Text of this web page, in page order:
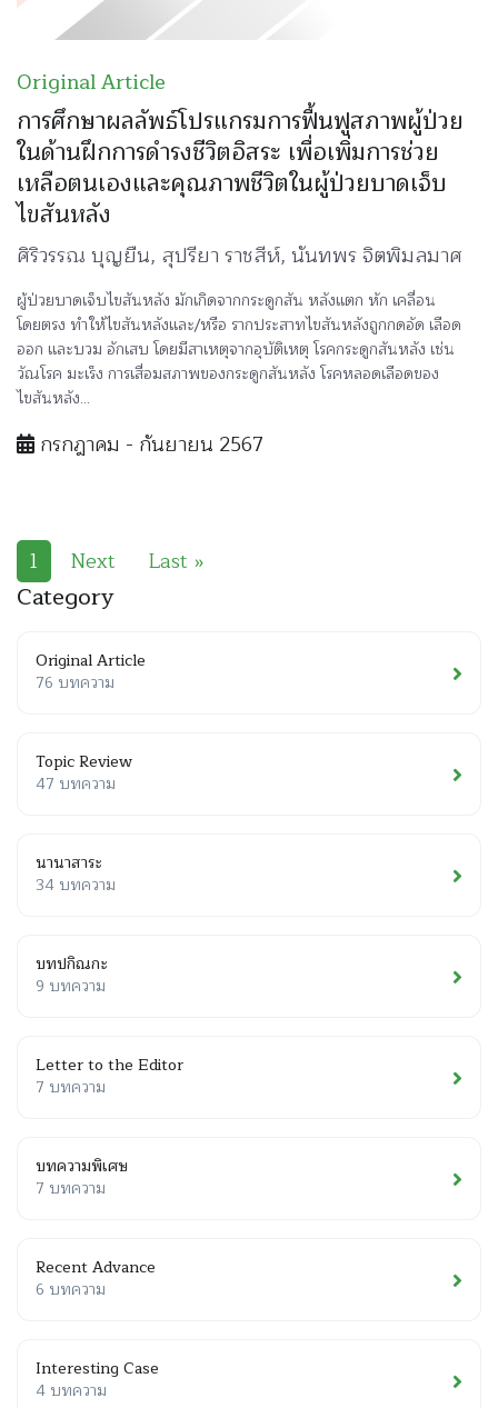
Original Article
การศึกษาผลลัพธ์โปรแกรมการฟื้นฟูสภาพผู้ป่วย
ในด้านฝึกการดำรงชีวิตอิสระ เพื่อเพิ่มการช่วย
เหลือตนเองและคุณภาพชีวิตในผู้ป่วยบาดเจ็บ
ไขสันหลัง
ศิริวรรณ บุญยืน, สุปรียา ราชสีห์, นันทพร จิตพิมลมาศ
ผู้ป่วยบาดเจ็บไขสันหลัง มักเกิดจากกระดูกสัน หลังแตก หัก เคลื่อน
โดยตรง ทำให้ไขสันหลังและ/หรือ รากประสาทไขสันหลังถูกกดอัด เลือด
ออก และบวม อักเสบ โดยมีสาเหตุจากอุบัติเหตุ โรคกระดูกสันหลัง เช่น
วัณโรค มะเร็ง การเสื่อมสภาพของกระดูกสันหลัง โรคหลอดเลือดของ
ไขสันหลัง...
กรกฎาคม - กันยายน 2567
1 Next Last »
Category
Original Article
76 บทความ
Topic Review
47 บทความ
นานาสาระ
34 บทความ
บทปกิณกะ
9 บทความ
Letter to the Editor
7 บทความ
บทความพิเศษ
7 บทความ
Recent Advance
6 บทความ
Interesting Case
4 บทความ